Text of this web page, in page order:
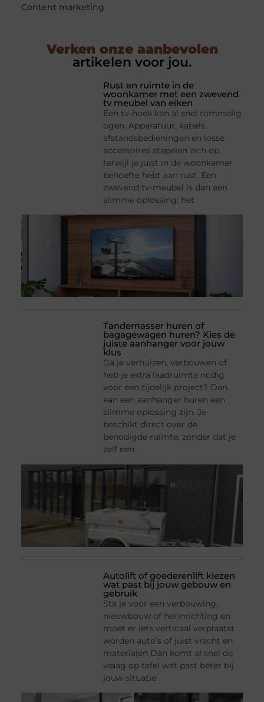
Content marketing
Verken onze aanbevolen
artikelen voor jou.
Rust en ruimte in de
woonkamer met een zwevend
tv meubel van eiken
Een tv-hoek kan al snel rommelig
ogen. Apparatuur, kabels,
afstandsbedieningen en losse
accessoires stapelen zich op,
terwijl je juist in de woonkamer
behoefte hebt aan rust. Een
zwevend tv-meubel is dan een
slimme oplossing: het
Tandemasser huren of
bagagewagen huren? Kies de
juiste aanhanger voor jouw
klus
Ga je verhuizen, verbouwen of
heb je extra laadruimte nodig
voor een tijdelijk project? Dan
kan een aanhanger huren een
slimme oplossing zijn. Je
beschikt direct over de
benodigde ruimte, zonder dat je
zelf een
Autolift of goederenlift kiezen
wat past bij jouw gebouw en
gebruik
Sta je voor een verbouwing,
nieuwbouw of herinrichting en
moet er iets verticaal verplaatst
worden auto’s of juist vracht en
materialen Dan komt al snel de
vraag op tafel wat past beter bij
jouw situatie